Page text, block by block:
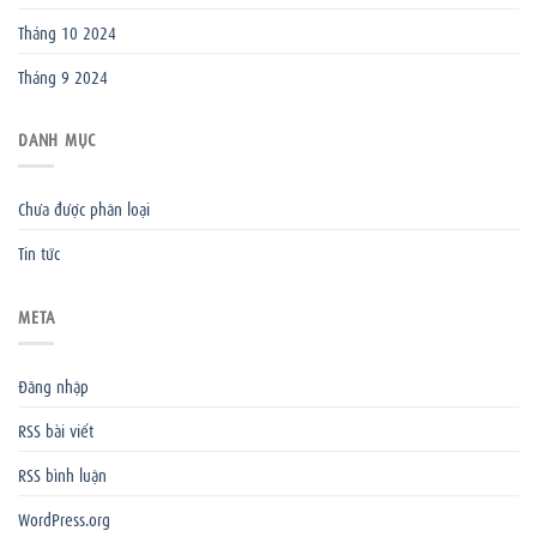
Tháng 10 2024
Tháng 9 2024
DANH MỤC
Chưa được phân loại
Tin tức
META
Đăng nhập
RSS bài viết
RSS bình luận
WordPress.org